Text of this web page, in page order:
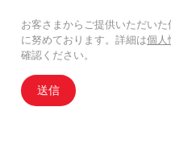
お客さまからご提供いただい
に努めております。詳細は個人
確認ください。
送信